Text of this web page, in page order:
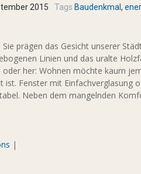
2015 Tags Baudenkmal ,
prägen das Gesicht unserer
Linien und das uralte
her: Wohnen möchte kaum
Fenster mit Einfachverglasung
Neben dem mangelnden
|